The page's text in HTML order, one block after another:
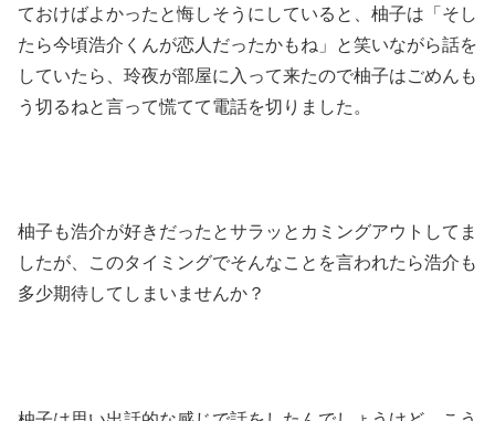
ておけばよかったと悔しそうにしていると、柚子は「そし
たら今頃浩介くんが恋人だったかもね」と笑いながら話を
していたら、玲夜が部屋に入って来たので柚子はごめんも
う切るねと言って慌てて電話を切りました。
柚子も浩介が好きだったとサラッとカミングアウトしてま
したが、このタイミングでそんなことを言われたら浩介も
多少期待してしまいませんか？